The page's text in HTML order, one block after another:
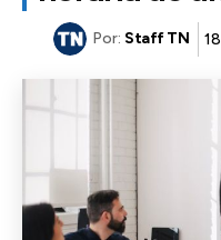
Por: Staff TN